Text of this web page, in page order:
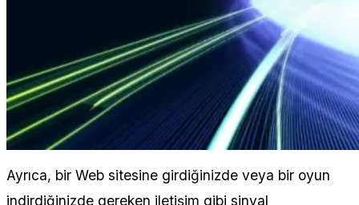
Ayrıca, bir Web sitesine girdiğinizde veya bir oyun
indirdiğinizde gereken iletişim gibi sinyal